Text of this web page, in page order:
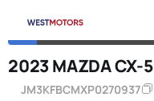
2023 MAZDA CX-5
JM3KFBCMXP0270937